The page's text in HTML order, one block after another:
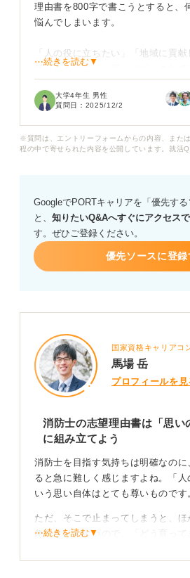
理由書を800字で書こうとすると、
悩んでしまいます。
「人の役に立ちたい」「地域に貢
然とした理由しか浮かばず、これで
どのような構成でまとめるのが効果
⋯続きを読む▼
大学4年生 男性
質問日： 2025/12/2
※質問は、エントリーフォームからの内容、また
程の中で寄せられた内容を公開しています。就活
GoogleでPORTキャリアを「優先す
と、 知りたいQ&Aへすぐにアクセス
す。ぜひご登録ください。
優先ソースに登録
国家資格キャリアコ
馬場 岳
プロフィールを見
消防士の志望理由書は「思い
に組み立てよう
消防士を目指す気持ちは明確なの
ると急に難しく感じますよね。「人
いう思い自体はとても尊いものです
ただ、そこで止まってしまうと、
象になりやすいので、「どう育って
⋯続きを読む▼